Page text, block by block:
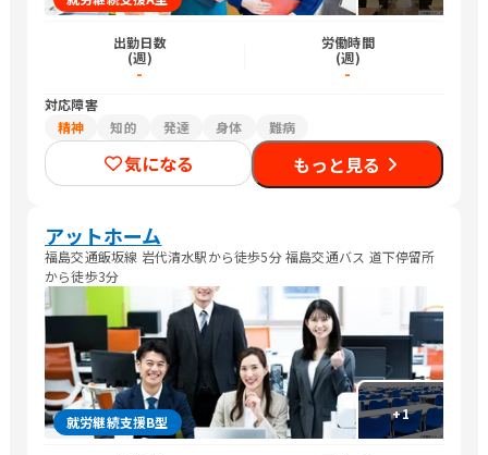
出勤日数
(週)
-
労働時間
(週)
-
対応障害
精神
知的 発達 身体 難病
気になる もっと見る
アットホーム
福島交通飯坂線 岩代清水駅から徒歩5分 福島交通バス 道下停留所
から徒歩3分
+1
就労継続支援B型